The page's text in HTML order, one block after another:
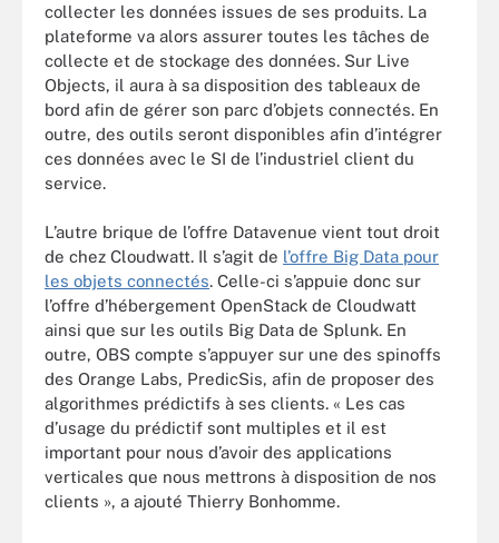
collecter les données issues de ses produits. La
plateforme va alors assurer toutes les tâches de
collecte et de stockage des données. Sur Live
Objects, il aura à sa disposition des tableaux de
bord afin de gérer son parc d’objets connectés. En
outre, des outils seront disponibles afin d’intégrer
ces données avec le SI de l’industriel client du
service.
L’autre brique de l’offre Datavenue vient tout droit
de chez Cloudwatt. Il s’agit de l’offre Big Data pour
les objets connectés. Celle-ci s’appuie donc sur
l’offre d’hébergement OpenStack de Cloudwatt
ainsi que sur les outils Big Data de Splunk. En
outre, OBS compte s’appuyer sur une des spinoffs
des Orange Labs, PredicSis, afin de proposer des
algorithmes prédictifs à ses clients. « Les cas
d’usage du prédictif sont multiples et il est
important pour nous d’avoir des applications
verticales que nous mettrons à disposition de nos
clients », a ajouté Thierry Bonhomme.